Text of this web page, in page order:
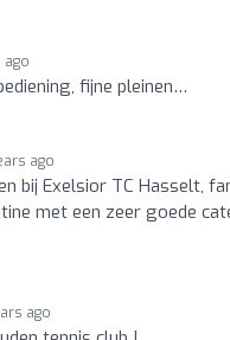
ago
fijne pleinen…
ago
bij Exelsior TC Hasselt,
met een zeer goede
ago